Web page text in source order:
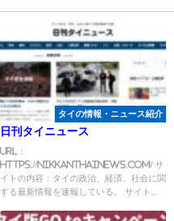
タイの情報・ニュース紹介
日刊タイニュース
URL：
https://nikkanthainews.com/ サ
イトの内容：タイの政治、経済、社会に関
する最新情報を速報している。 サイト...